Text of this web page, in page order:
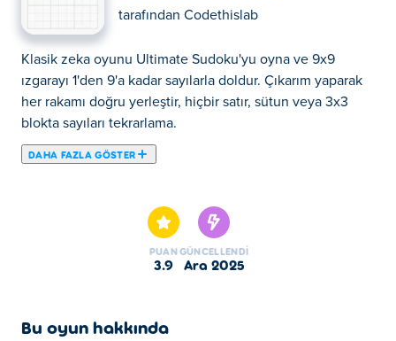
tarafından Codethislab
Klasik zeka oyunu Ultimate Sudoku'yu oyna ve 9x9
ızgarayı 1'den 9'a kadar sayılarla doldur. Çıkarım yaparak
her rakamı doğru yerleştir, hiçbir satır, sütun veya 3x3
blokta sayıları tekrarlama.
DAHA FAZLA GÖSTER
PUAN
3.9
GÜNCELLENDI
Ara 2025
Bu oyun hakkında